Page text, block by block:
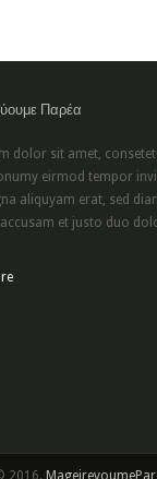
dolor sit amet,
eirmod tempor
aliquyam erat, sed
et justo duo
2016.